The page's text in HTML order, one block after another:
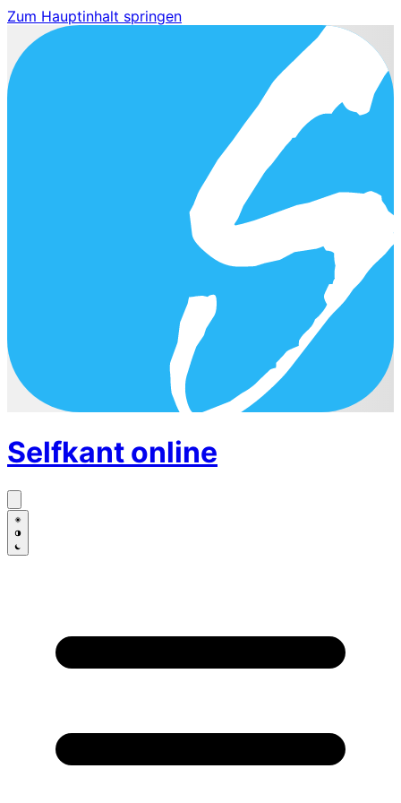
Zum Hauptinhalt springen
Selfkant online